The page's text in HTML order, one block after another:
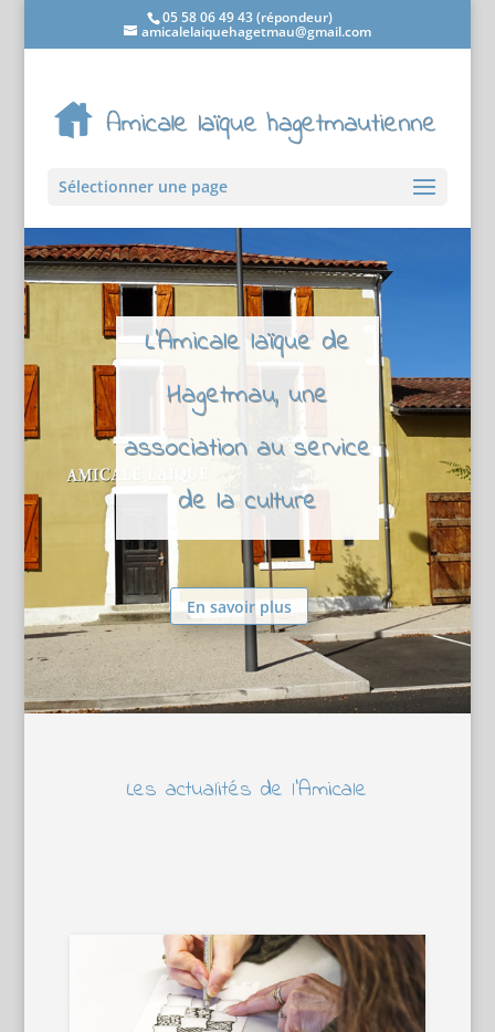
05 58 06 49 43 (répondeur)
amicalelaiquehagetmau@gmail.com
Sélectionner une page
L'Amicale laïque de
Hagetmau, une
association au service
de la culture
En savoir plus
Les actualités de l’Amicale